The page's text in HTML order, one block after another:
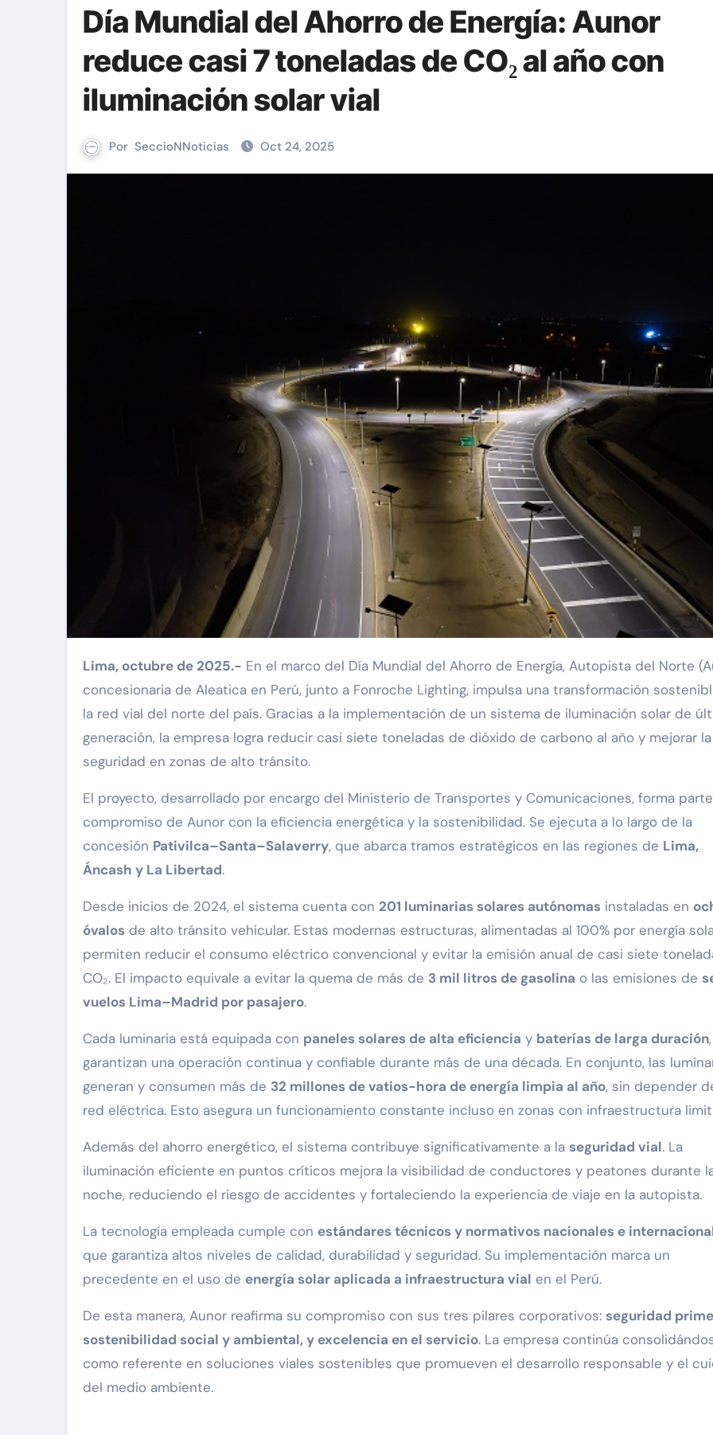
Día Mundial del Ahorro de Energía: Aunor
reduce casi 7 toneladas de CO₂ al año con
iluminación solar vial
Por SeccioNNoticias Oct 24, 2025
Lima, octubre de 2025.- En el marco del Día Mundial del Ahorro de Energía, Autopista del Norte
concesionaria de Aleatica en Perú, junto a Fonroche Lighting, impulsa una transformación
la red vial del norte del país. Gracias a la implementación de un sistema de iluminación solar de
generación, la empresa logra reducir casi siete toneladas de dióxido de carbono al año y mejorar la
seguridad en zonas de alto tránsito.
El proyecto, desarrollado por encargo del Ministerio de Transportes y Comunicaciones, forma
compromiso de Aunor con la eficiencia energética y la sostenibilidad. Se ejecuta a lo largo de la
concesión Pativilca–Santa–Salaverry, que abarca tramos estratégicos en las regiones de Lima,
Áncash y La Libertad.
Desde inicios de 2024, el sistema cuenta con 201 luminarias solares autónomas instaladas en
óvalos de alto tránsito vehicular. Estas modernas estructuras, alimentadas al 100% por energía
permiten reducir el consumo eléctrico convencional y evitar la emisión anual de casi siete
CO₂. El impacto equivale a evitar la quema de más de 3 mil litros de gasolina o las emisiones de
vuelos Lima–Madrid por pasajero.
Cada luminaria está equipada con paneles solares de alta eficiencia y baterías de larga duración
garantizan una operación continua y confiable durante más de una década. En conjunto, las
generan y consumen más de 32 millones de vatios-hora de energía limpia al año, sin depender
red eléctrica. Esto asegura un funcionamiento constante incluso en zonas con infraestructura
Además del ahorro energético, el sistema contribuye significativamente a la seguridad vial. La
iluminación eficiente en puntos críticos mejora la visibilidad de conductores y peatones durante
noche, reduciendo el riesgo de accidentes y fortaleciendo la experiencia de viaje en la autopista.
La tecnología empleada cumple con estándares técnicos y normativos nacionales e
que garantiza altos niveles de calidad, durabilidad y seguridad. Su implementación marca un
precedente en el uso de energía solar aplicada a infraestructura vial en el Perú.
De esta manera, Aunor reafirma su compromiso con sus tres pilares corporativos: seguridad
sostenibilidad social y ambiental, y excelencia en el servicio. La empresa continúa
como referente en soluciones viales sostenibles que promueven el desarrollo responsable y el
del medio ambiente.